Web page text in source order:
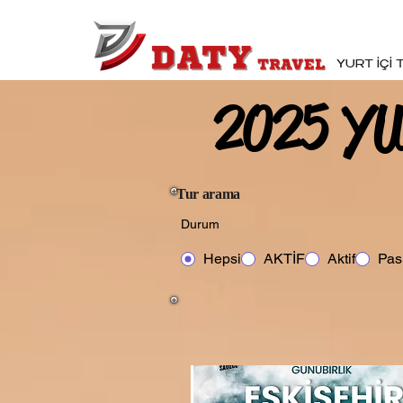
YURT İÇİ
2025
2025
Tur arama
Durum
Hepsi AKTİF Aktif